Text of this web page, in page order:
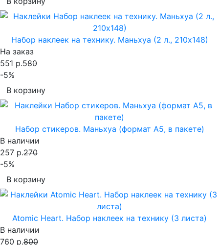
Набор наклеек на технику. Маньхуа (2 л., 210х148)
На заказ
551 р.580
-5%
В корзину
Набор стикеров. Маньхуа (формат А5, в пакете)
В наличии
257 р.270
-5%
В корзину
Atomic Heart. Набор наклеек на технику (3 листа)
В наличии
760 р.800